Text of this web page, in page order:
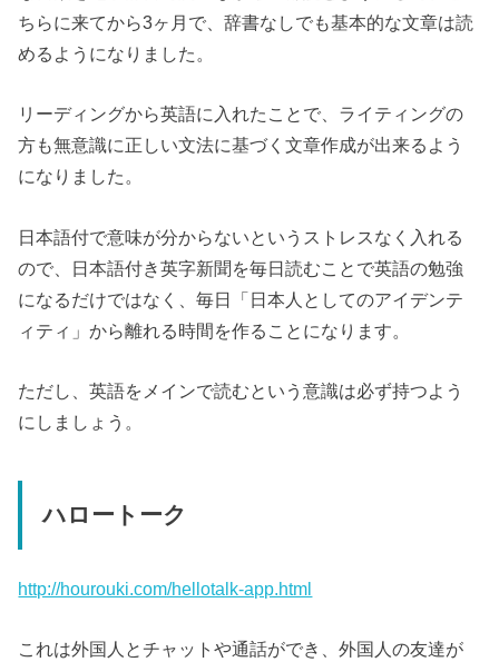
ちらに来てから3ヶ月で、辞書なしでも基本的な文章は読
めるようになりました。
リーディングから英語に入れたことで、ライティングの
方も無意識に正しい文法に基づく文章作成が出来るよう
になりました。
日本語付で意味が分からないというストレスなく入れる
ので、日本語付き英字新聞を毎日読むことで英語の勉強
になるだけではなく、毎日「日本人としてのアイデンテ
ィティ」から離れる時間を作ることになります。
ただし、英語をメインで読むという意識は必ず持つよう
にしましょう。
ハロートーク
http://hourouki.com/hellotalk-app.html
これは外国人とチャットや通話ができ、外国人の友達が